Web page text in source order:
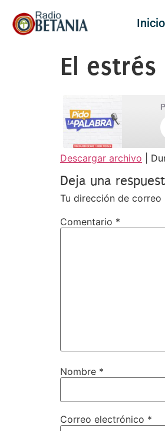
Inicio
El estrés
FEED RSS
COMPARTIR
ENLACE
INCRUSTAR
Descargar archivo
Deja una
Tu dirección de
Comentario *
Nombre *
Correo electrónico *